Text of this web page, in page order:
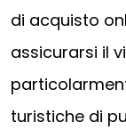
di acquisto
assicurarsi il
turistiche di